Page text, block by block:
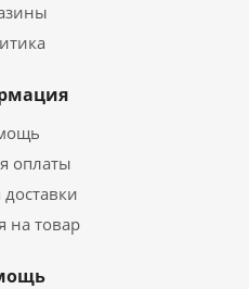
оплаты
на товар